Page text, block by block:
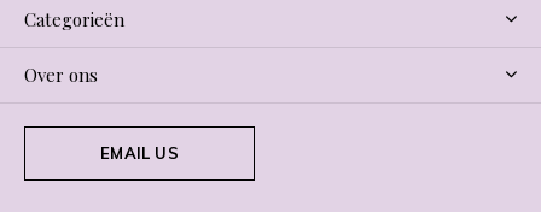
Categorieën
Over ons
EMAIL US